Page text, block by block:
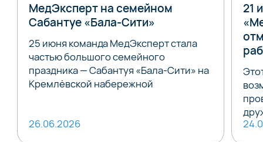
МедЭксперт на семейном
Сабантуе «Бала-Сити»
25 июня команда МедЭксперт стала
частью большого семейного
праздника — Сабантуя «Бала-Сити» на
Кремлёвской набережной
26.06.2026
21